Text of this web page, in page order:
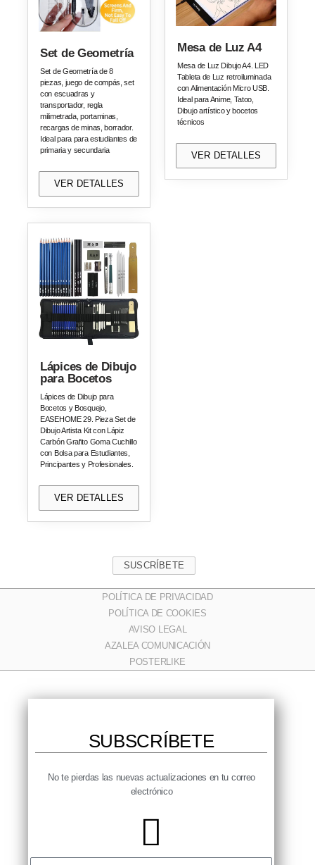
Set de Geometría
Set de Geometría de 8
piezas, juego de compás, set
con escuadras y
transportador, regla
milimetrada, portaminas,
recargas de minas, borrador.
Ideal para para estudiantes de
primaria y secundaria
VER DETALLES
Mesa de Luz A4
Mesa de Luz Dibujo A4. LED
Tableta de Luz retroiluminada
con Alimentación Micro USB.
Ideal para Anime, Tatoo,
Dibujo artístico y bocetos
técnicos
VER DETALLES
Lápices de Dibujo
para Bocetos
Lápices de Dibujo para
Bocetos y Bosquejo,
EASEHOME 29. Pieza Set de
Dibujo Artista Kit con Lápiz
Carbón Grafito Goma Cuchillo
con Bolsa para Estudiantes,
Principantes y Profesionales.
VER DETALLES
SUSCRÍBETE
POLÍTICA DE PRIVACIDAD
POLÍTICA DE COOKIES
AVISO LEGAL
AZALEA COMUNICACIÓN
POSTERLIKE
SUBSCRÍBETE​
No te pierdas las nuevas actualizaciones en tu correo
electrónico​